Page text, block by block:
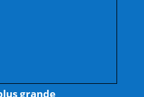
grande